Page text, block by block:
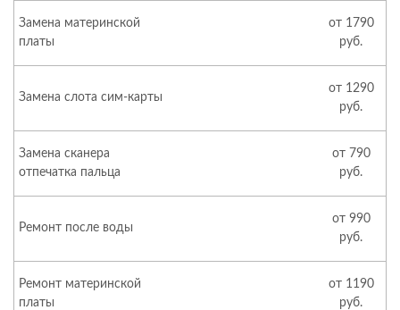
Замена материнской
платы
от 1790
руб.
Замена слота сим-карты
от 1290
руб.
Замена сканера
отпечатка пальца
от 790
руб.
Ремонт после воды
от 990
руб.
Ремонт материнской
платы
от 1190
руб.